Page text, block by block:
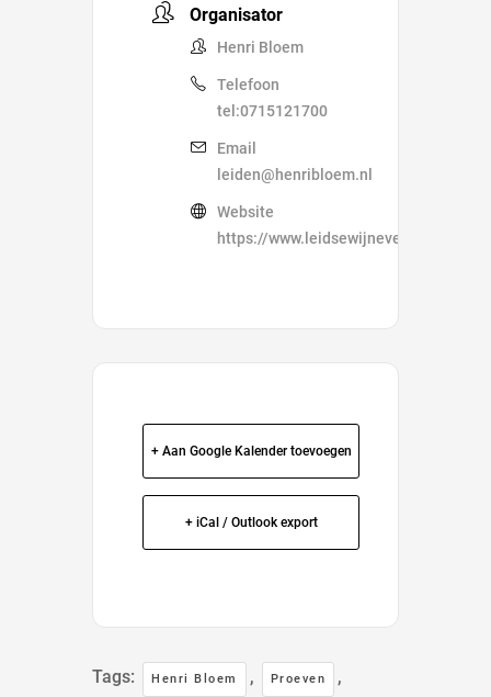
Organisator
Henri Bloem
Telefoon
tel:0715121700
Email
leiden@henribloem.nl
Website
https://
+ Aan Google Kalender toevoegen
+ iCal / Outlook export
Tags: Henri Bloem , Proeven ,